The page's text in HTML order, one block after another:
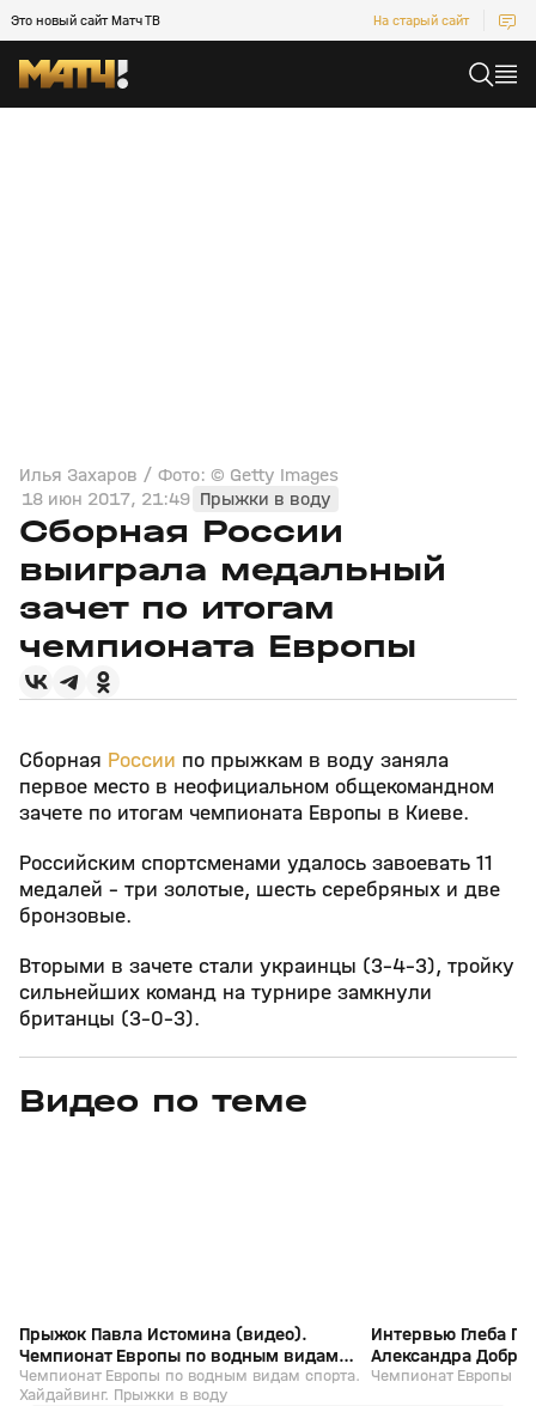
Это новый сайт Матч ТВ На старый сайт
Илья Захаров / Фото: © Getty Images
18 июн 2017, 21:49 Прыжки в воду
Сборная России
выиграла медальный
зачет по итогам
чемпионата Европы
Сборная России по прыжкам в воду заняла
первое место в неофициальном общекомандном
зачете по итогам чемпионата Европы в Киеве.
Российским спортсменами удалось завоевать 11
медалей – три золотые, шесть серебряных и две
бронзовые.
Вторыми в зачете стали украинцы (3-4-3), тройку
сильнейших команд на турнире замкнули
британцы (3-0-3).
Видео по теме
07 авг, 19:05
Прыжок Павла Истомина (видео).
Чемпионат Европы по водным видам
спорта. Хайдайвинг. Прыжки в воду
Чемпионат Европы по водным видам спорта.
Хайдайвинг. Прыжки в воду
Интервью Глеба
Александра
Чемпионат
Чемпионат Европы